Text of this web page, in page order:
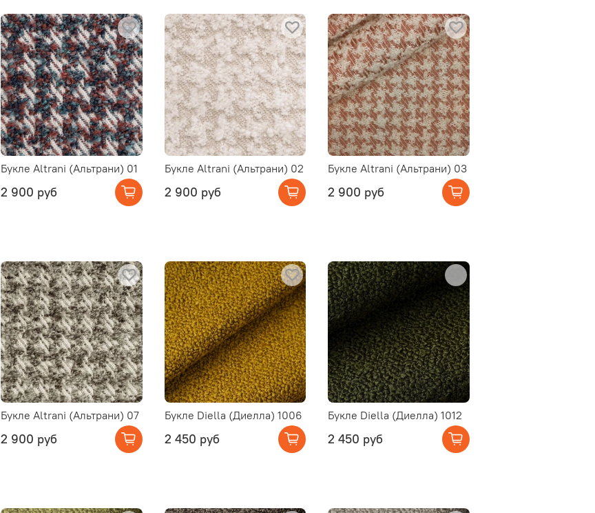
Букле Altrani (Альтрани) 01
2 900 руб
Букле Altrani (Альтрани) 02
2 900 руб
Букле Altrani (Альтрани) 03
2 900 руб
Букле Altrani (Альтрани) 07
2 900 руб
Букле Diella (Диелла) 1006
2 450 руб
Букле Diella (Диелла) 1012
2 450 руб